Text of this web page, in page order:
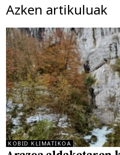
Azken artikuluak
KOBID KLIMATIKOA